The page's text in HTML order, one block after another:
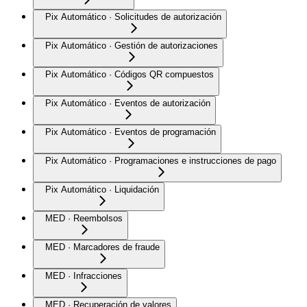
Pix Automático · Solicitudes de autorización
Pix Automático · Gestión de autorizaciones
Pix Automático · Códigos QR compuestos
Pix Automático · Eventos de autorización
Pix Automático · Eventos de programación
Pix Automático · Programaciones e instrucciones de pago
Pix Automático · Liquidación
MED · Reembolsos
MED · Marcadores de fraude
MED · Infracciones
MED · Recuperación de valores